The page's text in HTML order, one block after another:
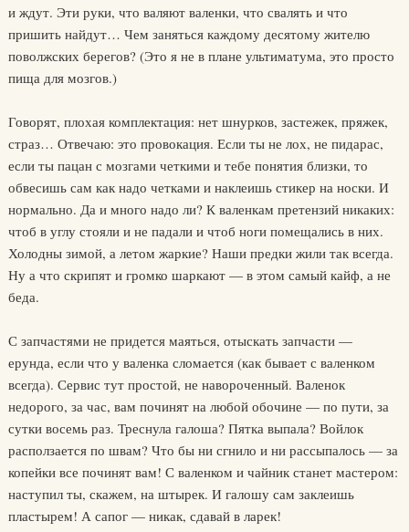
и ждут. Эти руки, что валяют валенки, что свалять и что
пришить найдут… Чем заняться каждому десятому жителю
поволжских берегов? (Это я не в плане ультиматума, это просто
пища для мозгов.)
Говорят, плохая комплектация: нет шнурков, застежек, пряжек,
страз… Отвечаю: это провокация. Если ты не лох, не пидарас,
если ты пацан с мозгами четкими и тебе понятия близки, то
обвесишь сам как надо четками и наклеишь стикер на носки. И
нормально. Да и много надо ли? К валенкам претензий никаких:
чтоб в углу стояли и не падали и чтоб ноги помещались в них.
Холодны зимой, а летом жаркие? Наши предки жили так всегда.
Ну а что скрипят и громко шаркают — в этом самый кайф, а не
беда.
С запчастями не придется маяться, отыскать запчасти —
ерунда, если что у валенка сломается (как бывает с валенком
всегда). Сервис тут простой, не навороченный. Валенок
недорого, за час, вам починят на любой обочине — по пути, за
сутки восемь раз. Треснула галоша? Пятка выпала? Войлок
расползается по швам? Что бы ни сгнило и ни рассыпалось — за
копейки все починят вам! С валенком и чайник станет мастером:
наступил ты, скажем, на штырек. И галошу сам заклеишь
пластырем! А сапог — никак, сдавай в ларек!